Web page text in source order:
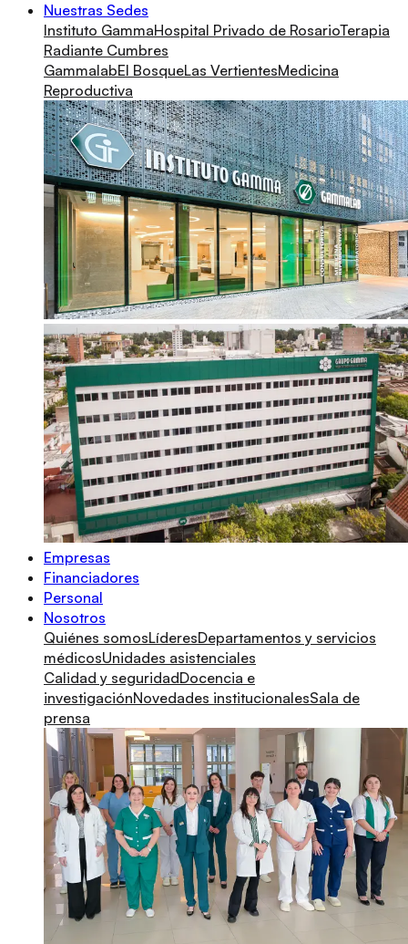
Nuestras Sedes
Instituto GammaHospital Privado de RosarioTerapia
Radiante Cumbres
GammalabEl BosqueLas VertientesMedicina
Reproductiva
Empresas
Financiadores
Personal
Nosotros
Quiénes somosLíderesDepartamentos y servicios
médicosUnidades asistenciales
Calidad y seguridadDocencia e
investigaciónNovedades institucionalesSala de
prensa